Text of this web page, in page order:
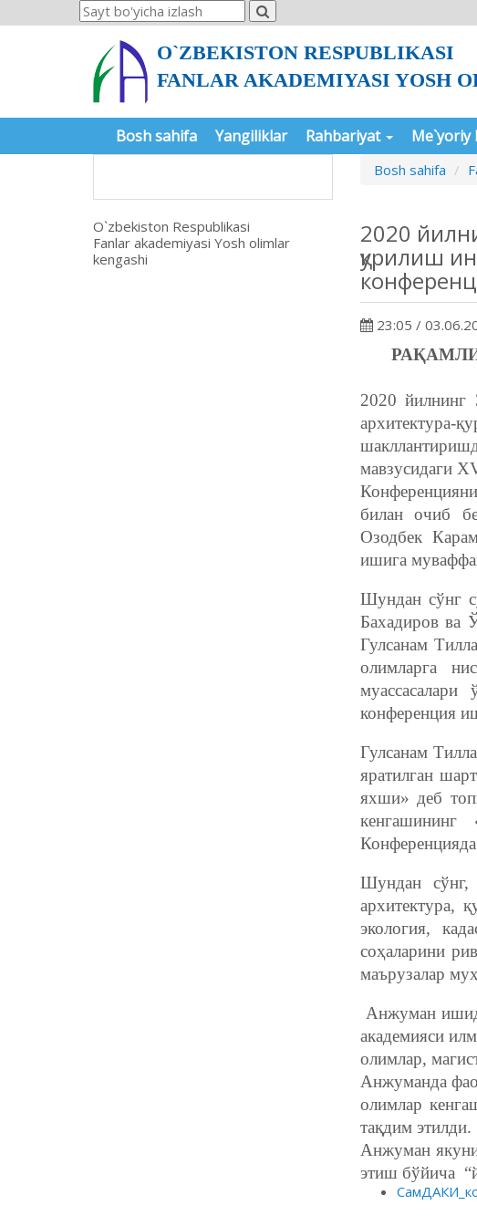
O`ZBEKISTON RESPUBLIKASI
FANLAR AKADEMIYASI YOSH
Bosh sahifa Yangiliklar Rahbariyat
O`zbekiston Respublikasi
Fanlar akademiyasi Yosh olimlar
kengashi
Bosh sahifa
2020
қурилиш
23:05 /
2020
архитектура-
мавзусидаги
билан очиб
Озодбек
ишига
Шундан сўнг
Бахадиров ва
Гулсанам
олимларга
конференция
Гулсанам
яратилган
яхши» деб
Шундан сўнг,
архитектура,
экология,
соҳаларини
маърузалар
Анжуман
академияси
олимлар,
Анжуманда
олимлар
тақдим этилди.
Анжуман
этиш